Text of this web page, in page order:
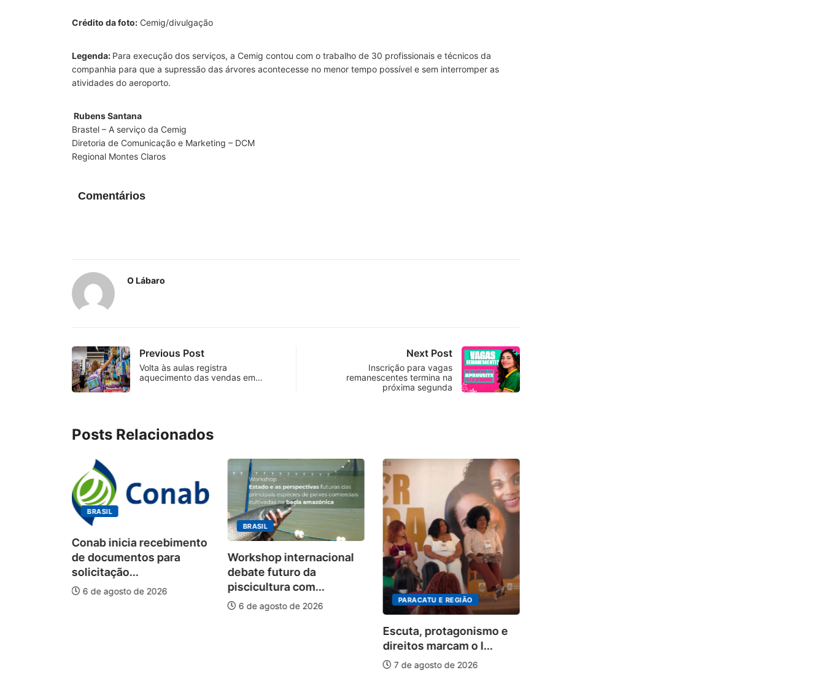
Crédito da foto: Cemig/divulgação
Legenda: Para execução dos serviços, a Cemig contou com o trabalho de 30 profissionais e técnicos da
companhia para que a supressão das árvores acontecesse no menor tempo possível e sem interromper as
atividades do aeroporto.
Rubens Santana
Brastel – A serviço da Cemig
Diretoria de Comunicação e Marketing – DCM
Regional Montes Claros
Comentários
O Lábaro
Previous Post
Volta às aulas registra
aquecimento das vendas em…
Next Post
Inscrição para vagas
remanescentes termina na
próxima segunda
Posts Relacionados
BRASIL
Conab inicia recebimento
de documentos para
solicitação...
6 de agosto de 2026
BRASIL
Workshop internacional
debate futuro da
piscicultura com...
6 de agosto de 2026
PARACATU E REGIÃO
Escuta, protagonismo e
direitos marcam o I...
7 de agosto de 2026